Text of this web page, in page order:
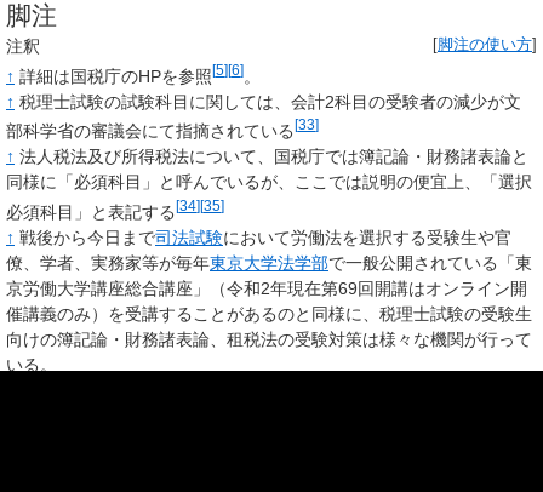
脚注
脚注の使い方
注釈
↑ 詳細は国税庁のHPを参照[5][6]。
↑ 税理士試験の試験科目に関しては、会計2科目の受験者の減少が文
部科学省の審議会にて指摘されている [33]
↑ 法人税法及び所得税法について、国税庁では簿記論・財務諸表論と
同様に「必須科目」と呼んでいるが、ここでは説明の便宜上、「選択
必須科目」と表記する [34][35]
↑ 戦後から今日まで司法試験において労働法を選択する受験生や官
僚、学者、実務家等が毎年東京大学法学部で一般公開されている「東
京労働大学講座総合講座」（令和2年現在第69回開講はオンライン開
催講義のみ）を受講することがあるのと同様に、税理士試験の受験生
向けの簿記論・財務諸表論、租税法の受験対策は様々な機関が行って
いる。